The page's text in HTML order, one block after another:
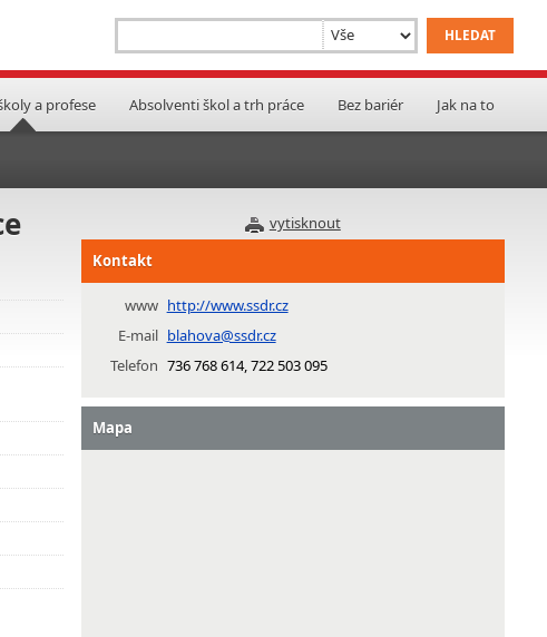
a profese Absolventi škol a trh práce Bez bariér Jak na to
vytisknout
Kontakt
www http://www.ssdr.cz
E-mail blahova@ssdr.cz
Telefon 736 768 614, 722 503 095
Mapa